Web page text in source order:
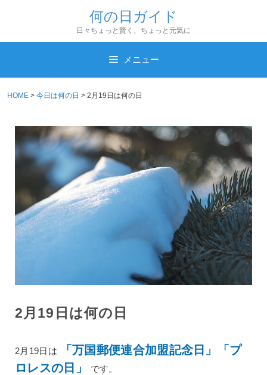
テ
何の日ガイド
日々ちょっと賢く、ちょっと元気に
メニュー
HOME > 今日は何の日 > 2月19日は何の日
2月19日は何の日
2月19日は
「万国郵便連合加盟記念日」「プ
ロレスの日」
です。